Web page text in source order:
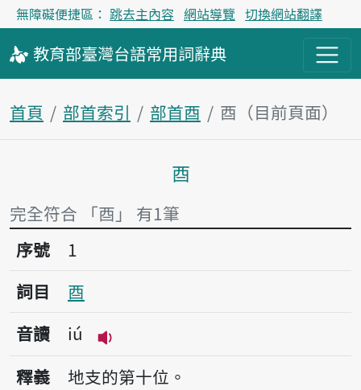
無障礙便捷區： 跳去主內容 網站導覽 切換網站翻譯
教育部臺灣台語常用詞辭典
首頁 部首索引 部首酉 酉（目前頁面）
主內容區塊
酉
完全符合 「酉」 有1筆
序號1酉
序號
1
詞目
酉
音讀
iú
播放音讀iú
釋義 地支的第十位。